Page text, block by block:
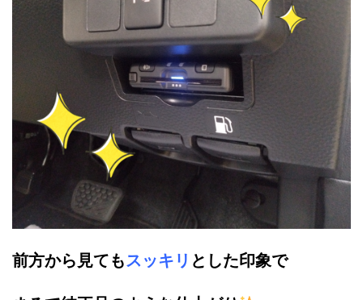
前方から見てもスッキリ とした印象で